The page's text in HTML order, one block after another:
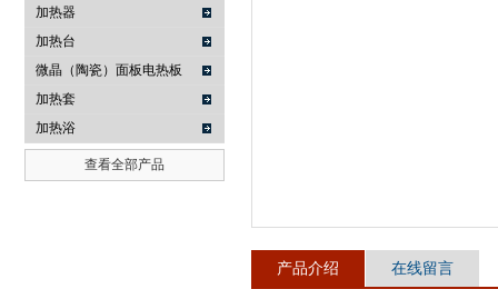
加热器
加热台
微晶（陶瓷）面板电热板
加热套
加热浴
查看全部产品
产品介绍 在线留言